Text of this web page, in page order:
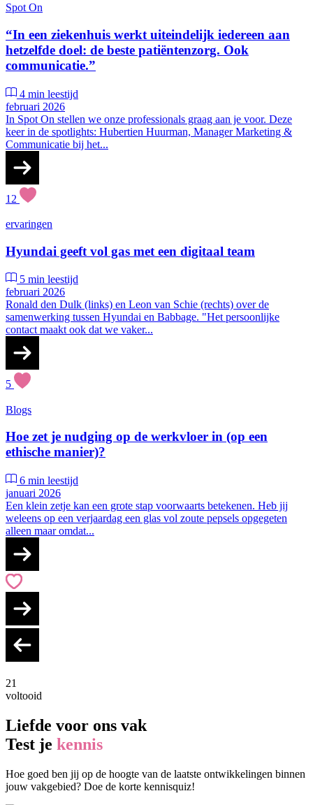
Spot On
“In een ziekenhuis werkt uiteindelijk iedereen aan
hetzelfde doel: de beste patiëntenzorg. Ook
communicatie.”
4 min leestijd
februari 2026
In Spot On stellen we onze professionals graag aan je voor. Deze
keer in de spotlights: Hubertien Huurman, Manager Marketing &
Communicatie bij het...
12
ervaringen
Hyundai geeft vol gas met een digitaal team
5 min leestijd
februari 2026
Ronald den Dulk (links) en Leon van Schie (rechts) over de
samenwerking tussen Hyundai en Babbage. "Het persoonlijke
contact maakt ook dat we vaker...
5
Blogs
Hoe zet je nudging op de werkvloer in (op een
ethische manier)?
6 min leestijd
januari 2026
Een klein zetje kan een grote stap voorwaarts betekenen. Heb jij
weleens op een verjaardag een glas vol zoute pepsels opgegeten
alleen maar omdat...
21
voltooid
Liefde voor ons vak
Test je kennis
Hoe goed ben jij op de hoogte van de laatste ontwikkelingen binnen
jouw vakgebied? Doe de korte kennisquiz!